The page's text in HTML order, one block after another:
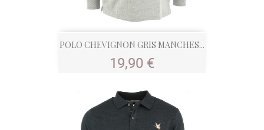
POLO CHEVIGNON GRIS MANCHES...
Prix
19,90 €